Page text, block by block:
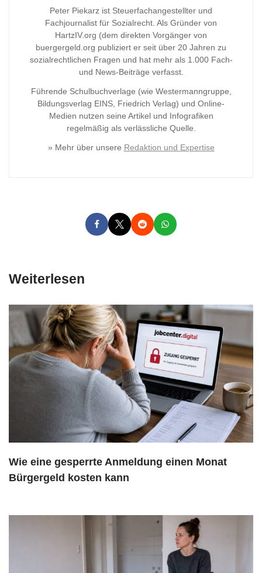
Peter Piekarz ist Steuerfachangestellter und
Fachjournalist für Sozialrecht. Als Gründer von
HartzIV.org (dem direkten Vorgänger von
buergergeld.org publiziert er seit über 20 Jahren zu
sozialrechtlichen Fragen und hat mehr als 1.000 Fach-
und News-Beiträge verfasst.
Führende Schulbuchverlage (wie Westermanngruppe,
Bildungsverlag EINS, Friedrich Verlag) und Online-
Medien nutzen seine Artikel und Infografiken
regelmäßig als verlässliche Quelle.
» Mehr über unsere Redaktion und Expertise
Weiterlesen
Wie eine gesperrte Anmeldung einen Monat
Bürgergeld kosten kann